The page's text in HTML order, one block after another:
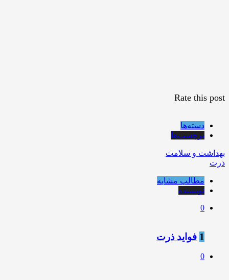
Rate this post
دسته‌ها
برچسب‌ها
بهداشت و سلامت
ذرت
مطالب مشابه
نویسنده
0
1 فواید ذرت
0